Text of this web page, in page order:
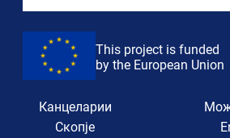
This project is funded
by the European Union
Канцеларии
Скопје